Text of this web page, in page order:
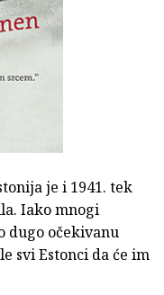
je i 1941. tek
Iako mnogi
dugo očekivanu
svi Estonci da će im